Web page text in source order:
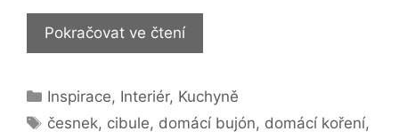
Pokračovat ve čteníZužitkování
zbytků
kuchyni:
Vyrobíte
Rubriky
Inspirace, Interiér, Kuchyně
Štítky
česnek, cibule, domácí bujón, domácí koření,